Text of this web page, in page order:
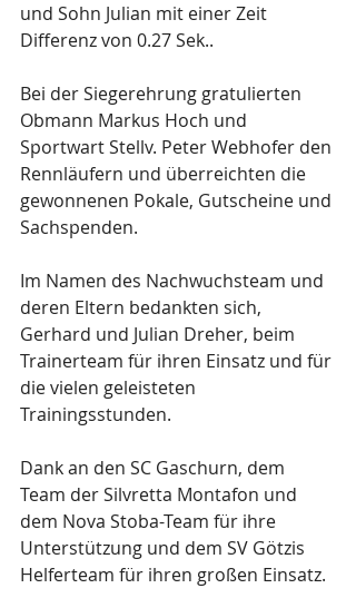
und Sohn Julian mit einer Zeit
Differenz von 0.27 Sek..
Bei der Siegerehrung gratulierten
Obmann Markus Hoch und
Sportwart Stellv. Peter Webhofer den
Rennläufern und überreichten die
gewonnenen Pokale, Gutscheine und
Sachspenden.
Im Namen des Nachwuchsteam und
deren Eltern bedankten sich,
Gerhard und Julian Dreher, beim
Trainerteam für ihren Einsatz und für
die vielen geleisteten
Trainingsstunden.
Dank an den SC Gaschurn, dem
Team der Silvretta Montafon und
dem Nova Stoba-Team für ihre
Unterstützung und dem SV Götzis
Helferteam für ihren großen Einsatz.